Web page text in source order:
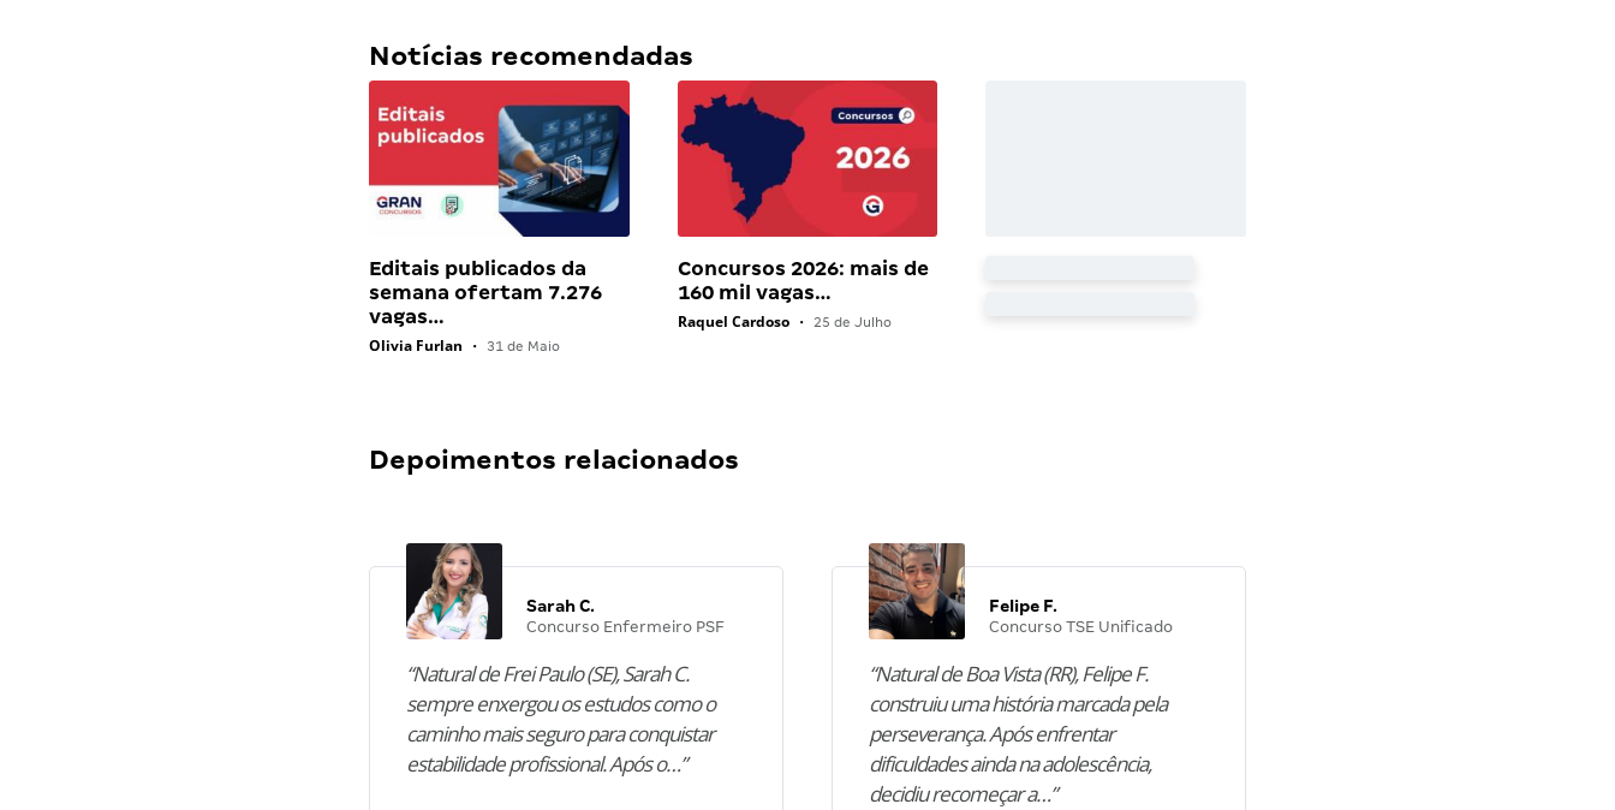
Notícias recomendadas
Editais publicados da
semana ofertam 7.276
vagas…
Olivia Furlan • 31 de Maio
Concursos 2026: mais de
160 mil vagas…
Raquel Cardoso • 25 de Julho
Depoimentos relacionados
Sarah C.
Concurso Enfermeiro PSF
“Natural de Frei Paulo (SE), Sarah C.
sempre enxergou os estudos como o
caminho mais seguro para conquistar
estabilidade profissional. Após o…”
Felipe F.
Concurso TSE Unificado
“Natural de Boa Vista (RR), Felipe F.
construiu uma história marcada pela
perseverança. Após enfrentar
dificuldades ainda na adolescência,
decidiu recomeçar a…”